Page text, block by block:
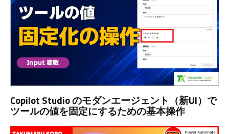
Copilot Studio のモダンエージェント（新UI）で
ツールの値を固定にするための基本操作